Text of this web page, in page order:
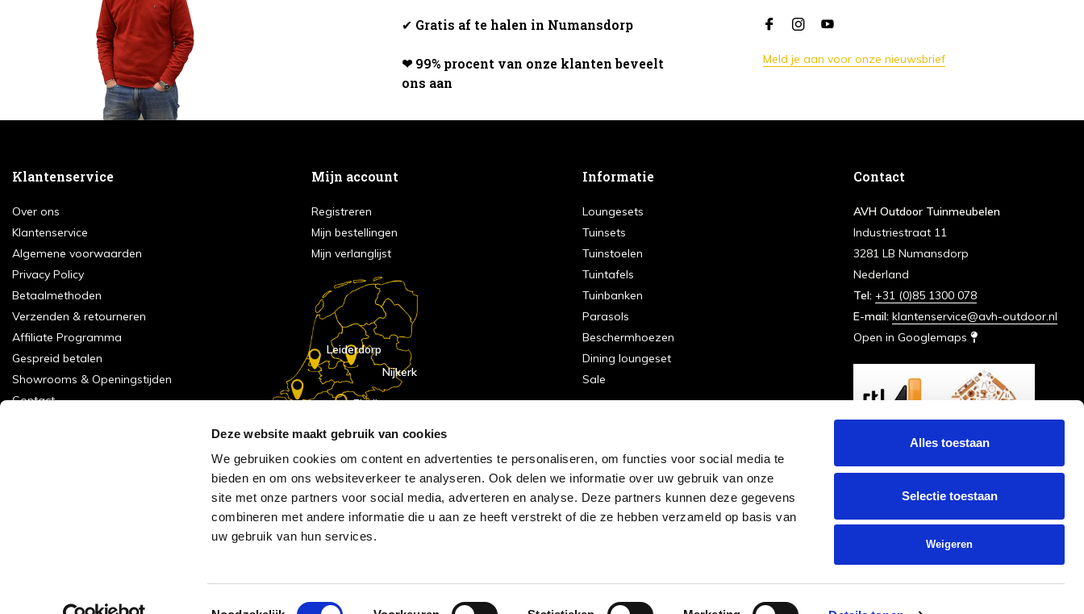
Deze website maakt gebruik van cookies
We gebruiken cookies om content en advertenties te personaliseren, om functies voor social media te
bieden en om ons websiteverkeer te analyseren. Ook delen we informatie over uw gebruik van onze
site met onze partners voor social media, adverteren en analyse. Deze partners kunnen deze gegevens
combineren met andere informatie die u aan ze heeft verstrekt of die ze hebben verzameld op basis van
uw gebruik van hun services.
Toestemmingsselectie
Alles toestaan
Selectie toestaan
Weigeren
✔ Gratis af te halen in Numansdorp
❤ 99% procent van onze klanten beveelt
ons aan
Meld je aan voor onze nieuwsbrief
Klantenservice
Over ons
Klantenservice
Algemene voorwaarden
Privacy Policy
Betaalmethoden
Verzenden & retourneren
Affiliate Programma
Gespreid betalen
Showrooms & Openingstijden
Contact
Mijn account
Registreren
Mijn bestellingen
Mijn verlanglijst
Eindhoven
Nijkerk
Leiderdorp
Informatie
Loungesets
Tuinsets
Tuinstoelen
Tuintafels
Tuinbanken
Parasols
Beschermhoezen
Dining loungeset
Sale
Contact
AVH Outdoor Tuinmeubelen
Industriestraat 11
3281 LB Numansdorp
Nederland
Tel: +31 (0)85 1300 078
E-mail: klantenservice@avh-outdoor.nl
Open in Googlemaps